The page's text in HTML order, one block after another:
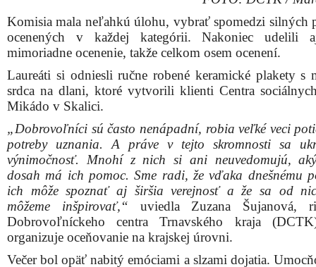
Večer bol opäť nabitý emóciami a slzami dojatia.
videovizitky ocenených. Tie natočili ich
a známi, ktorí ich na ocenenie navrhli. Pre laureátov to
prekvapenie, pretože až z týchto videí sa dozvedeli,
dané ocenenie.
O hudobný sprievod počas celého večera sa postarala
a hudobníčka Anežka Binková.
Snahou organizátorov je, aby sa miesto galavečera
menilo a aby sa nekonalo len v krajskom meste, ale
okresoch Trnavského kraja. Minulý rok to boli
rok Skalica, ktorú predstavili hosťom aj po
stránke.
Súčasťou záverečného rautu, o ktorý sa postarala
Holíč, bolo aj víno z Vínnej cesty Záhorie či tradičný
trdelník.